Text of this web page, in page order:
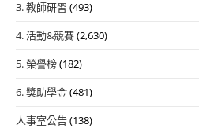
3. 教師研習 (493)
4. 活動&競賽(2,630)
5. 榮譽榜(182)
6. 獎助學金(481)
人事室公告(138)